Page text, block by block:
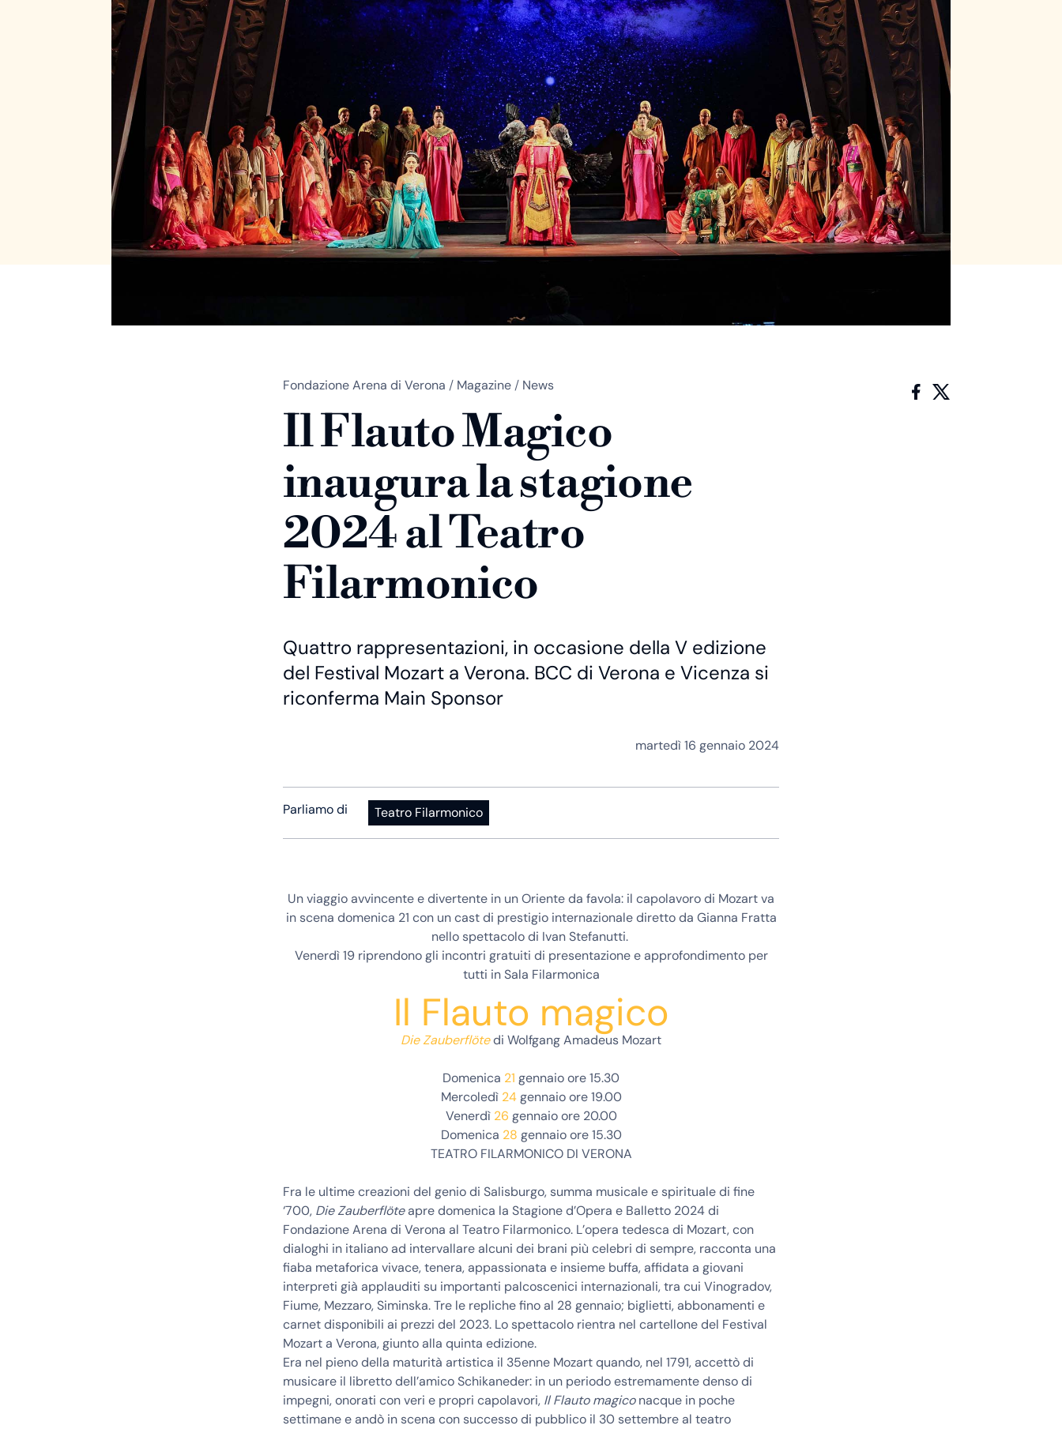
Fondazione Arena di Verona / Magazine / News
Il Flauto Magico
inaugura la stagione
2024 al Teatro
Filarmonico
Quattro rappresentazioni, in occasione della V edizione
del Festival Mozart a Verona. BCC di Verona e Vicenza si
riconferma Main Sponsor
martedì 16 gennaio 2024
Parliamo di Teatro Filarmonico
Un viaggio avvincente e divertente in un Oriente da favola: il capolavoro di Mozart va
in scena domenica 21 con un cast di prestigio internazionale diretto da Gianna Fratta
nello spettacolo di Ivan Stefanutti.
Venerdì 19 riprendono gli incontri gratuiti di presentazione e approfondimento per
tutti in Sala Filarmonica
Il Flauto magico
Die Zauberflötedi Wolfgang Amadeus Mozart
Domenica 21 gennaioore 15.30
Mercoledì 24gennaioore 19.00
Venerdì 26 gennaioore 20.00
Domenica 28 gennaioore 15.30
TEATRO FILARMONICO DI VERONA
Fra le ultime creazioni del genio di Salisburgo, summa musicale e spirituale di fine
‘700, Die Zauberflöteapre domenica la Stagione d’Opera e Balletto 2024 di
Fondazione Arena di Verona al Teatro Filarmonico. L’opera tedesca di Mozart, con
dialoghi in italiano ad intervallare alcuni dei brani più celebri di sempre, racconta una
fiaba metaforica vivace, tenera, appassionata e insieme buffa, affidata a giovani
interpreti già applauditi su importanti palcoscenici internazionali, tra cui Vinogradov,
Fiume, Mezzaro, Siminska. Tre le repliche fino al 28 gennaio; biglietti, abbonamenti e
carnet disponibili ai prezzi del 2023. Lo spettacolo rientra nel cartellone del Festival
Mozart a Verona, giunto alla quinta edizione.
Era nel pieno della maturità artistica il 35enne Mozart quando, nel 1791, accettò di
musicare il libretto dell’amico Schikaneder: in un periodo estremamente denso di
impegni, onorati con veri e propri capolavori, Il Flauto magiconacque in poche
settimane e andò in scena con successo di pubblico il 30 settembre al teatro